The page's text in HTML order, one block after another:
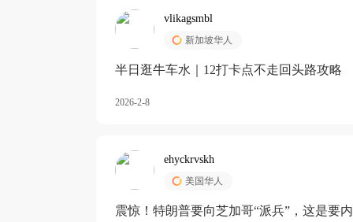
vlikagsmbl
新加坡华人
半日逛牛车水｜12打卡点不走回头路攻略
2026-2-8
ehyckrvskh
美国华人
震惊！特朗普要向芝加哥“派兵”，这是要